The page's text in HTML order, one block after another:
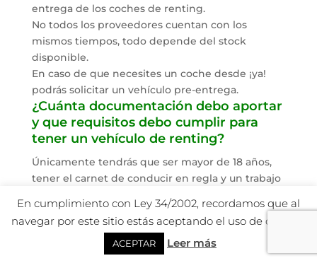
entrega de los coches de renting.
No todos los proveedores cuentan con los
mismos tiempos, todo depende del stock
disponible.
En caso de que necesites un coche desde ¡ya!
podrás solicitar un vehículo pre-entrega.
¿Cuánta documentación debo aportar
y que requisitos debo cumplir para
tener un vehículo de renting?
Únicamente tendrás que ser mayor de 18 años,
tener el carnet de conducir en regla y un trabajo
nóminas). Empresas y autónomos: acta censal,
último ejercicio del IVA del año y del trimestre
anterior. El departamento de riesgos de los
En cumplimiento con Ley 34/2002, recordamos que al
navegar por este sitio estás aceptando el uso de cookies.
ACEPTAR Leer más